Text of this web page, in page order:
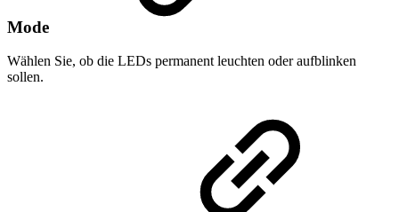
Mode
Wählen Sie, ob die LEDs permanent leuchten oder aufblinken
sollen.